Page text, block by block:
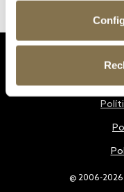
@ 2006-